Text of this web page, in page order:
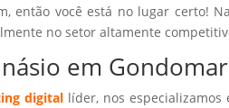
então você está no lugar certo! Na
no setor altamente
em
digitallíder, nos especializamos